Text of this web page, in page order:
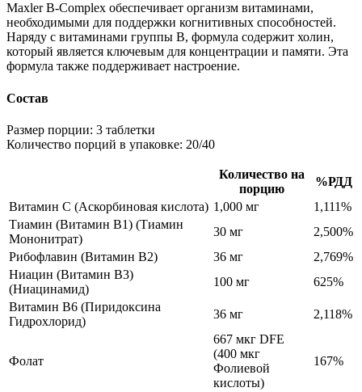
Maxler B-Complex обеспечивает организм витаминами,
необходимыми для поддержки когнитивных способностей.
Наряду с витаминами группы В, формула содержит холин,
который является ключевым для концентрации и памяти. Эта
формула также поддерживает настроение.
Состав
Размер порции: 3 таблетки
Количество порций в упаковке: 20/40
Количество на
порцию
%РДД
Витамин C (Аскорбиновая кислота) 1,000 мг
1,111%
Тиамин (Витамин B1) (Тиамин
Мононитрат)
30 мг
2,500%
Рибофлавин (Витамин B2)
36 мг
2,769%
Ниацин (Витамин B3)
(Ниацинамид)
100 мг
625%
Витамин B6 (Пиридоксина
Гидрохлорид)
36 мг 2,118%
Фолат
667 мкг DFE
(400 мкг
Фолиевой
кислоты)
167%